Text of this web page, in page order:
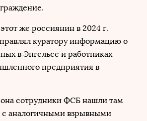
же россиянин в 2024 г.
куратору информацию о
в Энгельсе и работниках
предприятия в
сотрудники ФСБ нашли там
аналогичными взрывными